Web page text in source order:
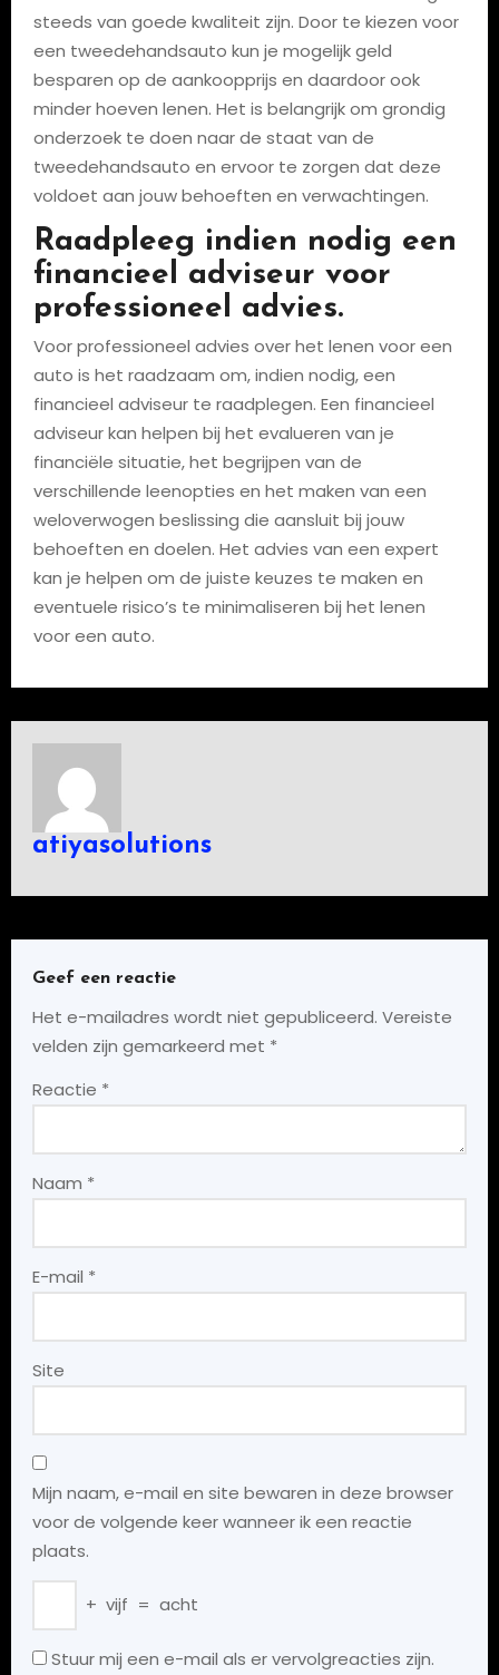
steeds van goede kwaliteit zijn. Door te kiezen voor
een tweedehandsauto kun je mogelijk geld
besparen op de aankoopprijs en daardoor ook
minder hoeven lenen. Het is belangrijk om grondig
onderzoek te doen naar de staat van de
tweedehandsauto en ervoor te zorgen dat deze
voldoet aan jouw behoeften en verwachtingen.
Raadpleeg indien nodig een
financieel adviseur voor
professioneel advies.
Voor professioneel advies over het lenen voor een
auto is het raadzaam om, indien nodig, een
financieel adviseur te raadplegen. Een financieel
adviseur kan helpen bij het evalueren van je
financiële situatie, het begrijpen van de
verschillende leenopties en het maken van een
weloverwogen beslissing die aansluit bij jouw
behoeften en doelen. Het advies van een expert
kan je helpen om de juiste keuzes te maken en
eventuele risico’s te minimaliseren bij het lenen
voor een auto.
atiyasolutions
Geef een reactie
Het e-mailadres wordt niet gepubliceerd. Vereiste
velden zijn gemarkeerd met *
Reactie *
Naam *
E-mail *
Site
Mijn naam, e-mail en site bewaren in deze browser
voor de volgende keer wanneer ik een reactie
plaats.
+ vijf = acht
Stuur mij een e-mail als er vervolgreacties zijn.